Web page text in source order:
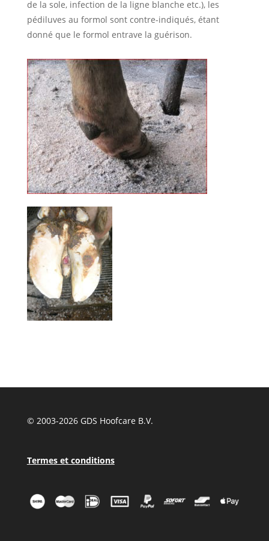
de la sole, infection de la ligne blanche etc.), les
pédiluves au formol sont contre-indiqués, étant
donné que le formol entrave la guérison.
© 2003-2026 GDS Hoofcare B.V.
Termes et conditions